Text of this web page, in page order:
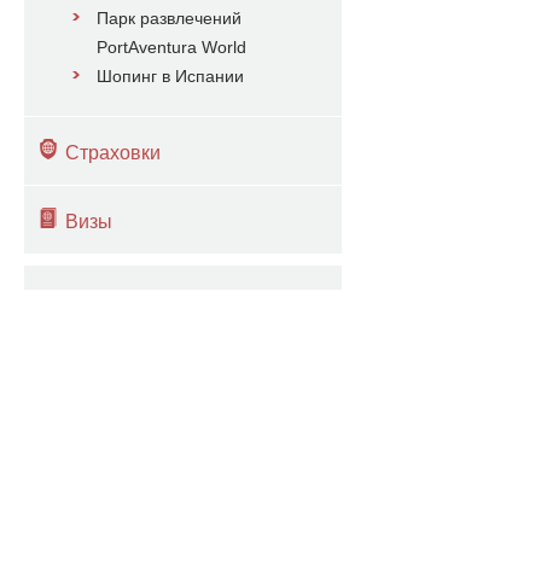
Парк развлечений
PortAventura World
Шопинг в Испании
Страховки
Визы